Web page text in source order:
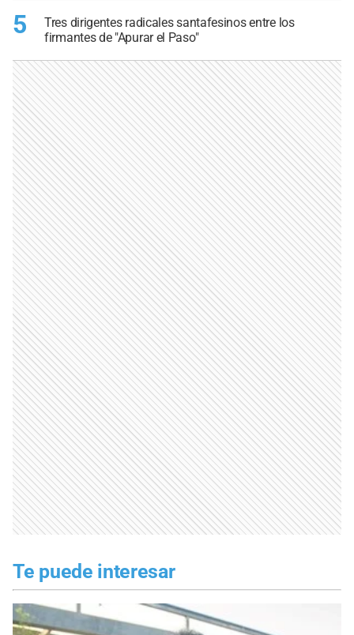
5
Tres dirigentes radicales santafesinos entre los
firmantes de "Apurar el Paso"
Te puede interesar